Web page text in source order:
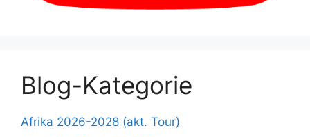
Blog-Kategorie
Afrika 2026-2028 (akt. Tour)